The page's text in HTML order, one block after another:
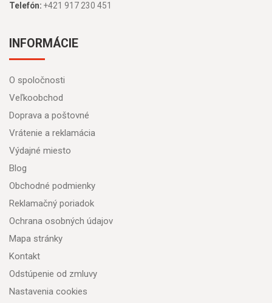
Telefón: +421 917 230 451
INFORMÁCIE
O spoločnosti
Veľkoobchod
Doprava a poštovné
Vrátenie a reklamácia
Výdajné miesto
Blog
Obchodné podmienky
Reklamačný poriadok
Ochrana osobných údajov
Mapa stránky
Kontakt
Odstúpenie od zmluvy
Nastavenia cookies